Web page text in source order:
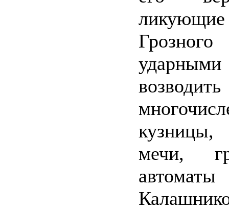
возводить
мечи,
автоматы